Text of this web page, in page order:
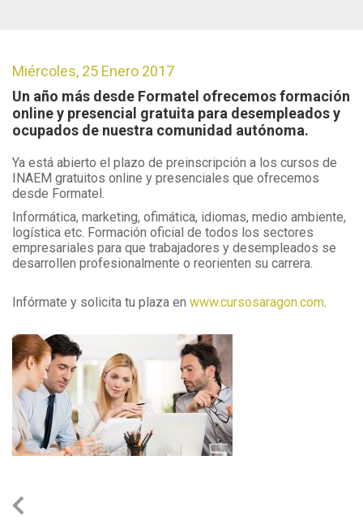
Miércoles, 25 Enero 2017
Un año más desde Formatel ofrecemos formación
online y presencial gratuita para desempleados y
ocupados de nuestra comunidad autónoma.
Ya está abierto el plazo de preinscripción a los cursos de
INAEM gratuitos online y presenciales que ofrecemos
desde Formatel.
Informática, marketing, ofimática, idiomas, medio ambiente,
logística etc. Formación oficial de todos los sectores
empresariales para que trabajadores y desempleados se
desarrollen profesionalmente o reorienten su carrera.
Infórmate y solicita tu plaza en www.cursosaragon.com.